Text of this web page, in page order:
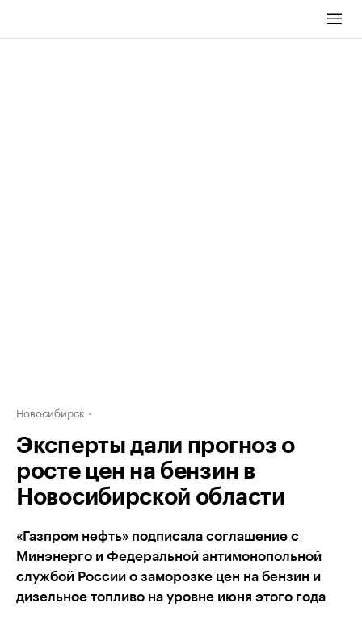
Новосибирск
Эксперты дали прогноз о
росте цен на бензин в
Новосибирской области
«Газпром нефть» подписала соглашение с
Минэнерго и Федеральной антимонопольной
службой России о заморозке цен на бензин и
дизельное топливо на уровне июня этого года